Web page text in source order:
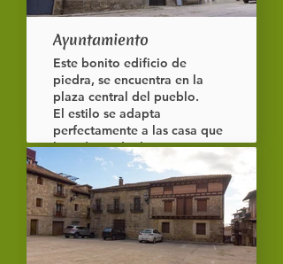
Ayuntamiento
Este bonito edificio de
piedra, se encuentra en la
plaza central del pueblo.
El estilo se adapta
perfectamente a las casa que
lo rodean, de dos pisos con
un balcón que se usa para
actos populares y un tejado a
cuatro aguas.
Aquí lo veis con sus mejores
galas preparado para las
fiestas.